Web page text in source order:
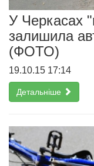
У Черкасах
залишила
(ФОТО)
19.10.15 17:14
Детальніше